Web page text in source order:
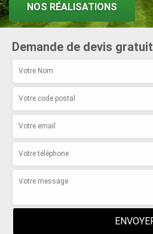
NOS RÉALISATIONS
Demande de devis gratuit